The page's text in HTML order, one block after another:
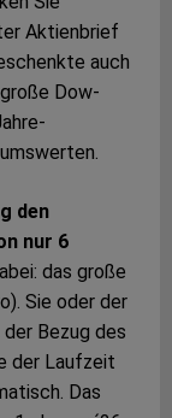
Aktienbrief
auch
Dow-
den
nur 6
das große
Sie oder der
Bezug des
der Laufzeit
Das